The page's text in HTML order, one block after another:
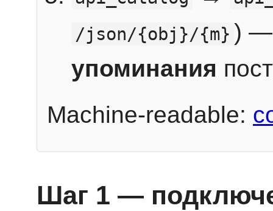
/json/{obj}/{m} ) —
упоминания
Machine-readable:
Шаг 1 —